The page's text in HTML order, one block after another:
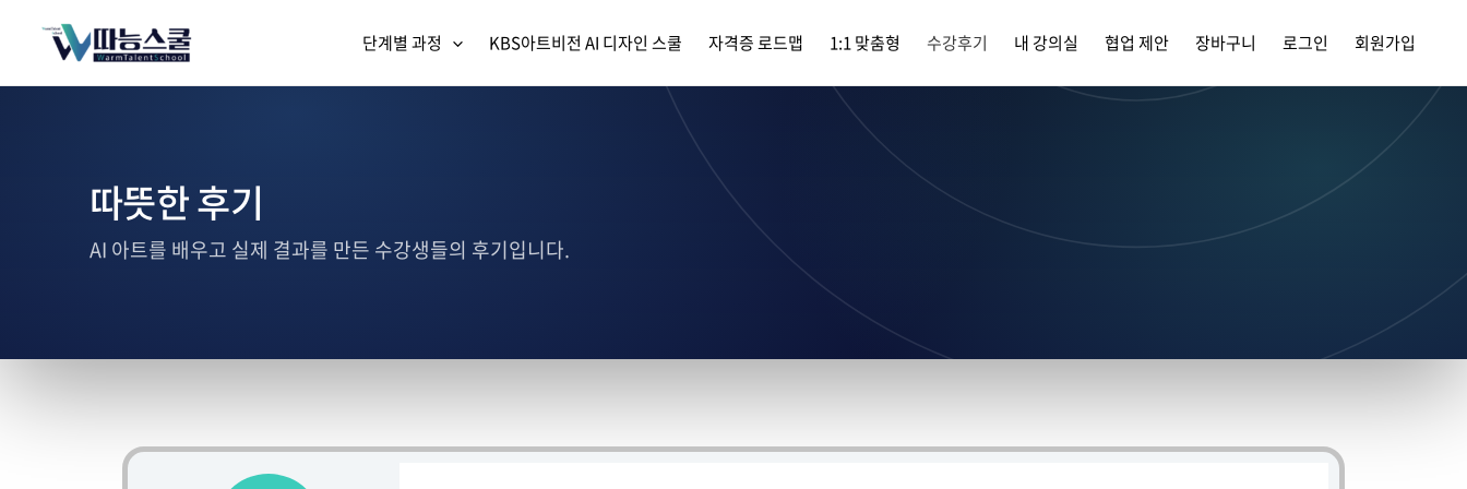
단계별 과정 KBS아트비전 AI 디자인 스쿨 자격증 로드맵 1:1 맞춤형 수강후기 내 강의실 협업 제안 장바구니 로그인 회원가입
따뜻한 후기
AI 아트를 배우고 실제 결과를 만든 수강생들의 후기입니다.